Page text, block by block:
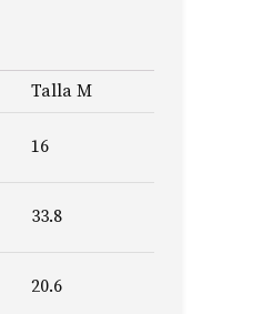
Talla M
16
33.8
20.6